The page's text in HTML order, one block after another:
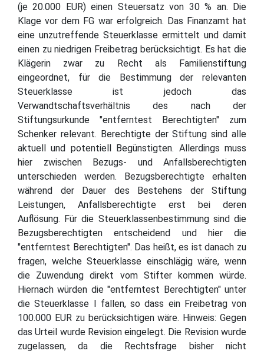
(je 20.000 EUR) einen Steuersatz von 30 % an. Die
Klage vor dem FG war erfolgreich. Das Finanzamt hat
eine unzutreffende Steuerklasse ermittelt und damit
einen zu niedrigen Freibetrag berücksichtigt. Es hat die
Klägerin zwar zu Recht als Familienstiftung
eingeordnet, für die Bestimmung der relevanten
Steuerklasse ist jedoch das
Verwandtschaftsverhältnis des nach der
Stiftungsurkunde "entferntest Berechtigten" zum
Schenker relevant. Berechtigte der Stiftung sind alle
aktuell und potentiell Begünstigten. Allerdings muss
hier zwischen Bezugs- und Anfallsberechtigten
unterschieden werden. Bezugsberechtigte erhalten
während der Dauer des Bestehens der Stiftung
Leistungen, Anfallsberechtigte erst bei deren
Auflösung. Für die Steuerklassenbestimmung sind die
Bezugsberechtigten entscheidend und hier die
"entferntest Berechtigten". Das heißt, es ist danach zu
fragen, welche Steuerklasse einschlägig wäre, wenn
die Zuwendung direkt vom Stifter kommen würde.
Hiernach würden die "entferntest Berechtigten" unter
die Steuerklasse I fallen, so dass ein Freibetrag von
100.000 EUR zu berücksichtigen wäre. Hinweis: Gegen
das Urteil wurde Revision eingelegt. Die Revision wurde
zugelassen, da die Rechtsfrage bisher nicht